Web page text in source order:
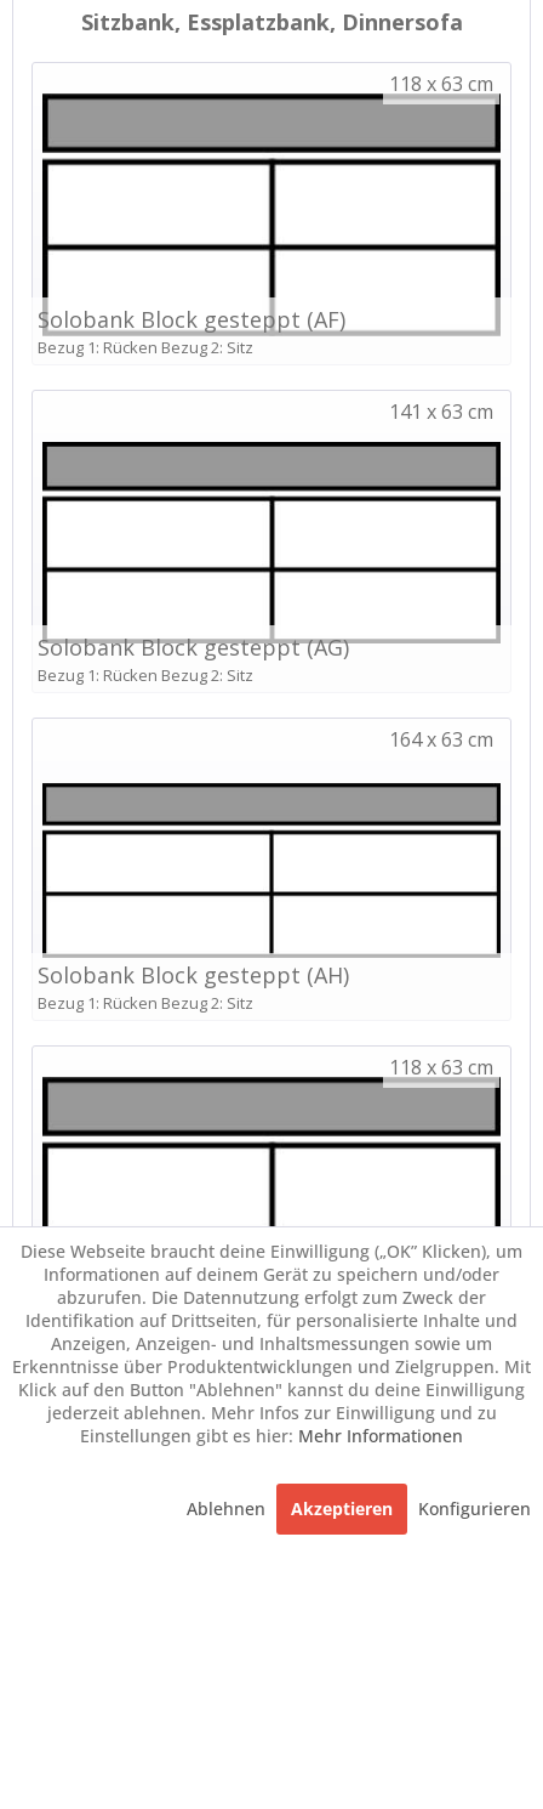
Diese Webseite braucht deine Einwilligung („OK” Klicken), um
Informationen auf deinem Gerät zu speichern und/oder
abzurufen. Die Datennutzung erfolgt zum Zweck der
Identifikation auf Drittseiten, für personalisierte Inhalte und
Anzeigen, Anzeigen- und Inhaltsmessungen sowie um
Erkenntnisse über Produktentwicklungen und Zielgruppen. Mit
Klick auf den Button "Ablehnen" kannst du deine Einwilligung
jederzeit ablehnen. Mehr Infos zur Einwilligung und zu
Einstellungen gibt es hier: Mehr Informationen
Ablehnen Akzeptieren Konfigurieren